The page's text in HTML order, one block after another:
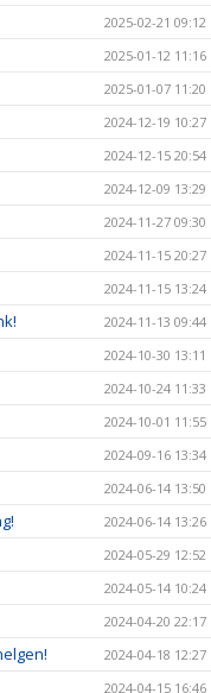
2025-02-21 09:12
2025-01-12 11:16
2025-01-07 11:20
2024-12-19 10:27
2024-12-15 20:54
2024-12-09 13:29
2024-11-27 09:30
2024-11-15 20:27
2024-11-15 13:24
2024-11-13 09:44
2024-10-30 13:11
2024-10-24 11:33
2024-10-01 11:55
2024-09-16 13:34
2024-06-14 13:50
2024-06-14 13:26
2024-05-29 12:52
2024-05-14 10:24
2024-04-20 22:17
2024-04-18 12:27
2024-04-15 16:46